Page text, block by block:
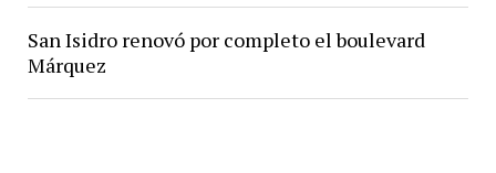
San Isidro renovó por completo el boulevard
Márquez